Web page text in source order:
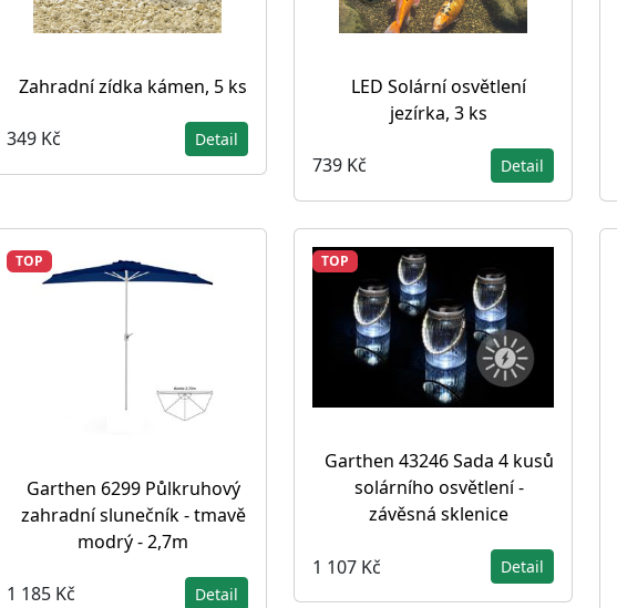
Zahradní zídka kámen, 5 ks
349 Kč Detail
LED Solární osvětlení
jezírka, 3 ks
739 Kč Detail
TOP
Garthen 6299 Půlkruhový
zahradní slunečník - tmavě
modrý - 2,7m
1 185 Kč Detail
TOP
Garthen 43246 Sada 4 kusů
solárního osvětlení -
závěsná sklenice
1 107 Kč Detail